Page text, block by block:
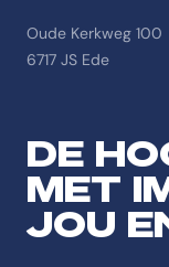
Oude Kerkweg 100
6717 JS Ede
DE
MET
JOU